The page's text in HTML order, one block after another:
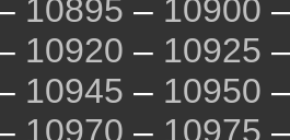
10895 – 10900
10920 – 10925
10945 – 10950
10970 – 10975